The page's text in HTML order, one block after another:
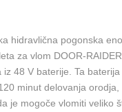
hidravlična pogonska
za vlom DOOR-RAIDER
iz 48 V baterije. Ta
minut delovanja orodja,
je mogoče vlomiti veliko